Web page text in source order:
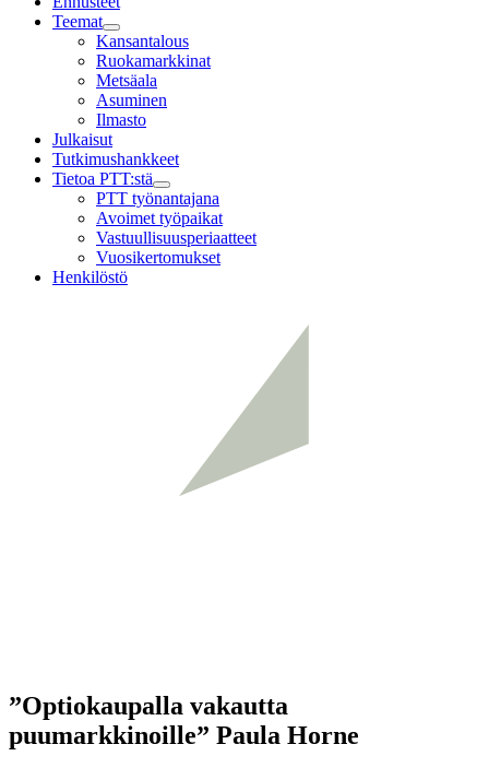
Teemat
Child
menu
Kansantalous
Ruokamarkkinat
Metsäala
Asuminen
Ilmasto
Julkaisut
Tutkimushankkeet
Tietoa PTT:stä
Child
menu
PTT työnantajana
Avoimet työpaikat
Vastuullisuusperiaatteet
Vuosikertomukset
Henkilöstö
”Optiokaupalla vakautta
puumarkkinoille” Paula Horne